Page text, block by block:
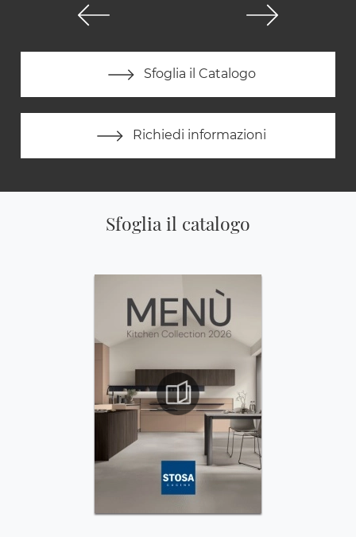
Sfoglia il Catalogo
Richiedi informazioni
Sfoglia il catalogo